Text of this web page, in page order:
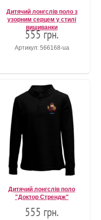
Дитячий лонгслів поло з
узорним серцем у стилі
вишиванки
555 грн.
Артикул: 566168-ua
Дитячий лонгслів поло
"Доктор Стрендж"
555 грн.